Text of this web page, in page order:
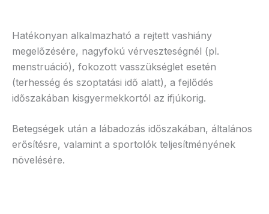
Hatékonyan alkalmazható a rejtett vashiány
megelőzésére, nagyfokú vérveszteségnél (pl.
menstruáció), fokozott vasszükséglet esetén
(terhesség és szoptatási idő alatt), a fejlődés
időszakában kisgyermekkortól az ifjúkorig.
Betegségek után a lábadozás időszakában, általános
erősítésre, valamint a sportolók teljesítményének
növelésére.